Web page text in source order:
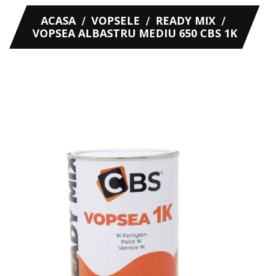
ACASA VOPSELE
READY MIX
VOPSEA ALBASTRU MEDIU 650 CBS 1K